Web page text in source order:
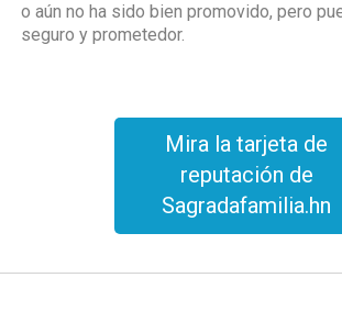
o aún no ha sido bien promovido, pero
seguro y prometedor.
Mira la tarjeta de
reputación de
Sagradafamilia.hn